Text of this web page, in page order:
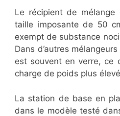
Le récipient de mélange
taille imposante de 50
exempt de substance
Dans d’autres
est souvent en verre, ce
charge de poids plus
La station de base en
dans le modèle testé